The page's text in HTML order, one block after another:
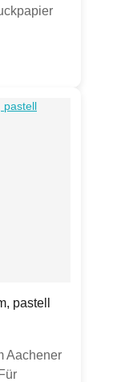
pastell
Aachener